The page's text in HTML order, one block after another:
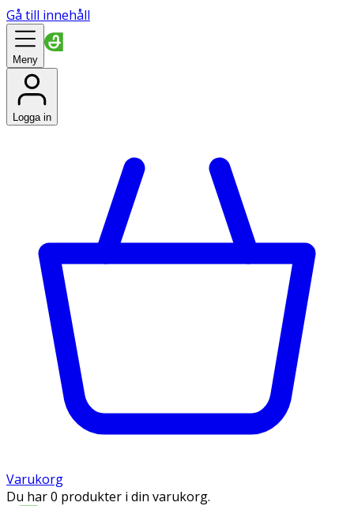
Gå till innehåll
Meny
Logga in
Varukorg
Du har 0 produkter i din varukorg.